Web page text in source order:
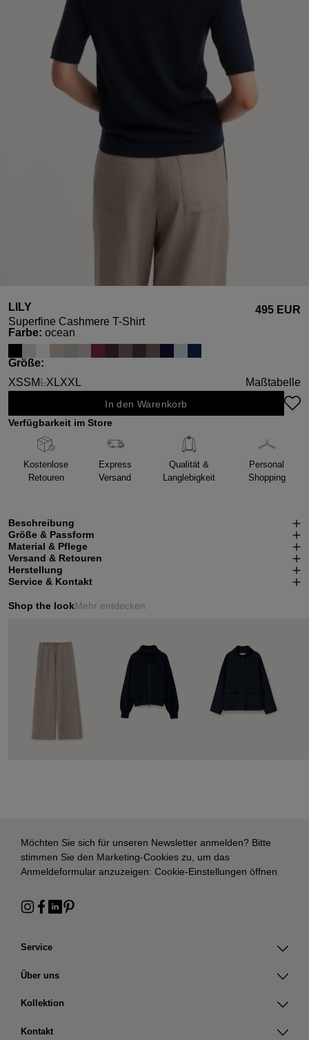
LILY
Superfine Cashmere T-Shirt
495 EUR
Farbeauswählen
: ocean
Größeauswählen
:
XSSML
(Diese Option ist zurzeit nicht verfügbar.)
XLXXL Maßtabelle
In den Warenkorb
Verfügbarkeit im Store
Kostenlose
Retouren
Express
Versand
Qualität &
Langlebigkeit
Personal
Shopping
Beschreibung
Größe & Passform
Material & Pflege
Versand & Retouren
Herstellung
Service & Kontakt
Shop the lookMehr entdecken
Service
Über uns
Kollektion
Kontakt
Möchten Sie sich für unseren Newsletter anmelden? Bitte
stimmen Sie den Marketing-Cookies zu, um das
Anmeldeformular anzuzeigen: Cookie-Einstellungen öffnen